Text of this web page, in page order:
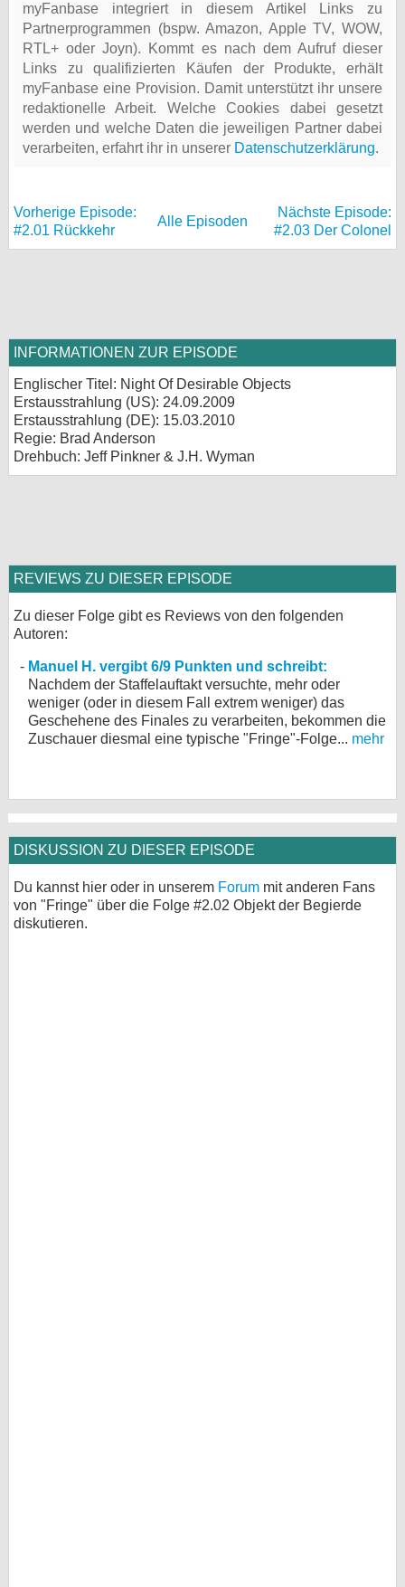
myFanbase integriert in diesem Artikel Links zu
Partnerprogrammen (bspw. Amazon, Apple TV, WOW,
RTL+ oder Joyn). Kommt es nach dem Aufruf dieser
Links zu qualifizierten Käufen der Produkte, erhält
myFanbase eine Provision. Damit unterstützt ihr unsere
redaktionelle Arbeit. Welche Cookies dabei gesetzt
werden und welche Daten die jeweiligen Partner dabei
verarbeiten, erfahrt ihr in unserer Datenschutzerklärung.
Vorherige Episode:
#2.01 Rückkehr
Alle Episoden
Nächste Episode:
#2.03 Der Colonel
INFORMATIONEN ZUR EPISODE
Englischer Titel: Night Of Desirable Objects
Erstausstrahlung (US): 24.09.2009
Erstausstrahlung (DE): 15.03.2010
Regie: Brad Anderson
Drehbuch: Jeff Pinkner & J.H. Wyman
REVIEWS ZU DIESER EPISODE
Zu dieser Folge gibt es Reviews von den folgenden
Autoren:
Manuel H. vergibt 6/9 Punkten und schreibt:
Nachdem der Staffelauftakt versuchte, mehr oder
weniger (oder in diesem Fall extrem weniger) das
Geschehene des Finales zu verarbeiten, bekommen die
Zuschauer diesmal eine typische "Fringe"-Folge... mehr
DISKUSSION ZU DIESER EPISODE
Du kannst hier oder in unserem Forum mit anderen Fans
von "Fringe" über die Folge #2.02 Objekt der Begierde
diskutieren.